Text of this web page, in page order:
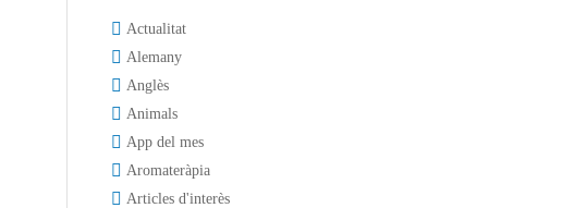
Actualitat
Alemany
Anglès
Animals
App del mes
Aromateràpia
Articles d'interès